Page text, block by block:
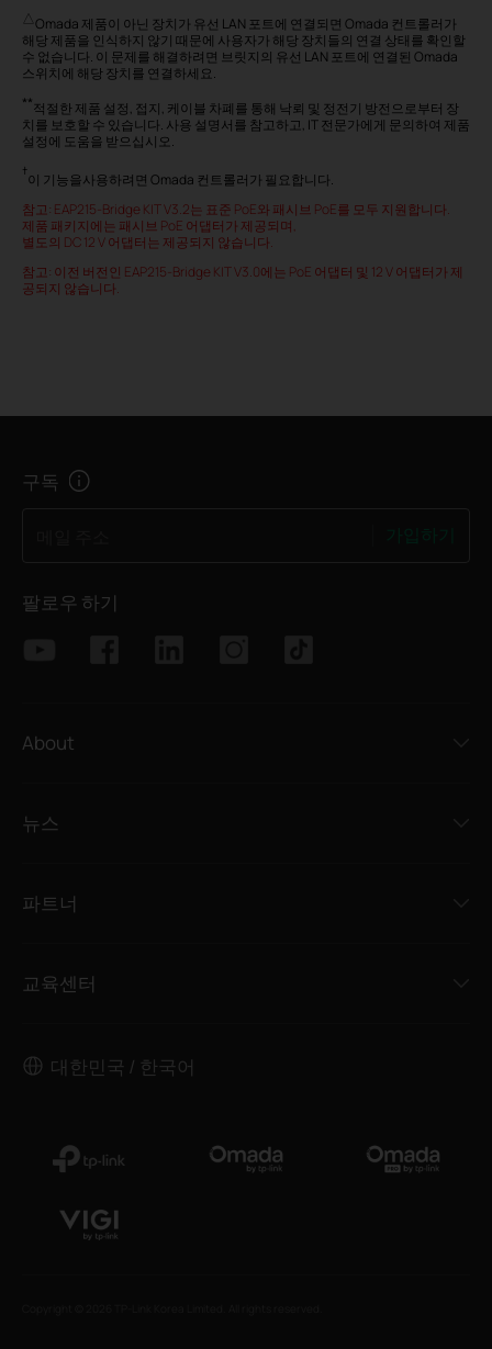
Omada 제품이 아닌 장치가 유선 LAN 포트에 연결되면 Omada 컨트롤러가
해당 제품을 인식하지 않기 때문에 사용자가 해당 장치들의 연결 상태를 확인할
수 없습니다. 이 문제를 해결하려면 브릿지의 유선 LAN 포트에 연결된 Omada
스위치에 해당 장치를 연결하세요.
**적절한 제품 설정, 접지, 케이블 차폐를 통해 낙뢰 및 정전기 방전으로부터 장
치를 보호할 수 있습니다. 사용 설명서를 참고하고, IT 전문가에게 문의하여 제품
설정에 도움을 받으십시오.
†
이 기능을사용하려면 Omada 컨트롤러가 필요합니다.
참고: EAP215-Bridge KIT V3.2는 표준 PoE와 패시브 PoE를 모두 지원합니다.
제품 패키지에는 패시브 PoE 어댑터가 제공되며,
별도의 DC 12 V 어댑터는 제공되지 않습니다.
참고: 이전 버전인 EAP215-Bridge KIT V3.0에는 PoE 어댑터 및 12 V 어댑터가 제
공되지 않습니다.
구독
팔로우 하기
About
뉴스
파트너
교육센터
대한민국 / 한국어